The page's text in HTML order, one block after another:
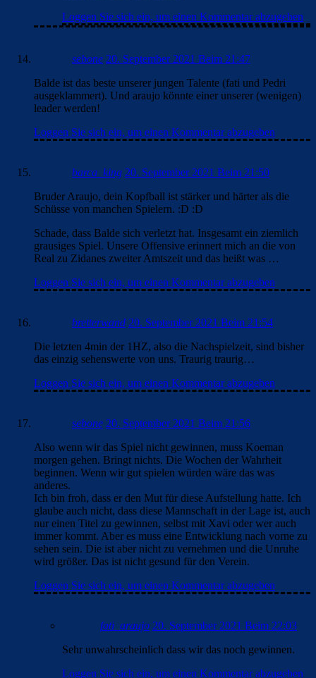
Loggen Sie sich ein, um einen Kommentar abzugeben
sebone 20. September 2021 Beim 21:47
Balde ist das beste unserer jungen Talente (fati und Pedri
ausgeklammert). Und araujo könnte einer unserer (wenigen)
leader werden!
Loggen Sie sich ein, um einen Kommentar abzugeben
barca_king 20. September 2021 Beim 21:50
Bruder Araujo, dein Kopfball ist stärker und härter als die
Schüsse von manchen Spielern. :D :D
Schade, dass Balde sich verletzt hat. Insgesamt ein ziemlich
grausiges Spiel. Unsere Offensive erinnert mich an die von
Real zu Zidanes zweiter Amtszeit und das heißt was …
Loggen Sie sich ein, um einen Kommentar abzugeben
bretterwand 20. September 2021 Beim 21:54
Die letzten 4min der 1HZ, also die Nachspielzeit, sind bisher
das einzig sehenswerte von uns. Traurig traurig…
Loggen Sie sich ein, um einen Kommentar abzugeben
sebone 20. September 2021 Beim 21:56
Also wenn wir das Spiel nicht gewinnen, muss Koeman
morgen gehen. Bringt nichts. Die Wochen der Wahrheit
beginnen. Wenn wir gut spielen würden wäre das was
anderes.
Ich bin froh, dass er den Mut für diese Aufstellung hatte. Ich
glaube auch nicht, dass diese Mannschaft in der Lage ist, auch
nur einen Titel zu gewinnen, selbst mit Xavi oder wer auch
immer kommt. Aber es muss eine Entwicklung nach vorne zu
sehen sein. Die ist aber nicht zu vernehmen und die Unruhe
wird größer. Das ist nicht gesund für den Verein.
Loggen Sie sich ein, um einen Kommentar abzugeben
fati_araujo 20. September 2021 Beim 22:03
Sehr unwahrscheinlich dass wir das noch gewinnen.
Loggen Sie sich ein, um einen Kommentar abzugeben